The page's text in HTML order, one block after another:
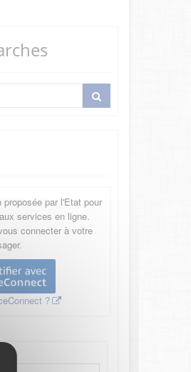
par l'Etat pour
services en ligne.
connecter à votre
?